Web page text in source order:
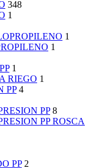
348
1
1
1
1
RIEGO 1
PP 4
PP 8
PP ROSCA
PP 2